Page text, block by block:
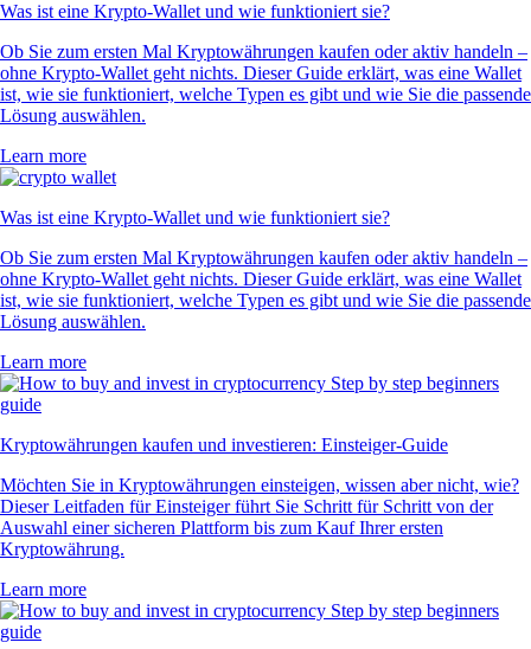
Was ist eine Krypto-Wallet und wie funktioniert sie?
Ob Sie zum ersten Mal Kryptowährungen kaufen oder aktiv handeln –
ohne Krypto-Wallet geht nichts. Dieser Guide erklärt, was eine Wallet
ist, wie sie funktioniert, welche Typen es gibt und wie Sie die passende
Lösung auswählen.
Learn more
Was ist eine Krypto-Wallet und wie funktioniert sie?
Ob Sie zum ersten Mal Kryptowährungen kaufen oder aktiv handeln –
ohne Krypto-Wallet geht nichts. Dieser Guide erklärt, was eine Wallet
ist, wie sie funktioniert, welche Typen es gibt und wie Sie die passende
Lösung auswählen.
Learn more
Kryptowährungen kaufen und investieren: Einsteiger-Guide
Möchten Sie in Kryptowährungen einsteigen, wissen aber nicht, wie?
Dieser Leitfaden für Einsteiger führt Sie Schritt für Schritt von der
Auswahl einer sicheren Plattform bis zum Kauf Ihrer ersten
Kryptowährung.
Learn more